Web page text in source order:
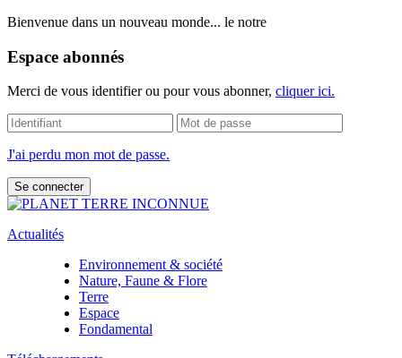
Bienvenue dans un nouveau monde... le notre
Espace abonnés
Merci de vous identifier ou pour vous abonner, cliquer ici.
J'ai perdu mon mot de passe.
Actualités
Environnement & société
Nature, Faune & Flore
Terre
Espace
Fondamental